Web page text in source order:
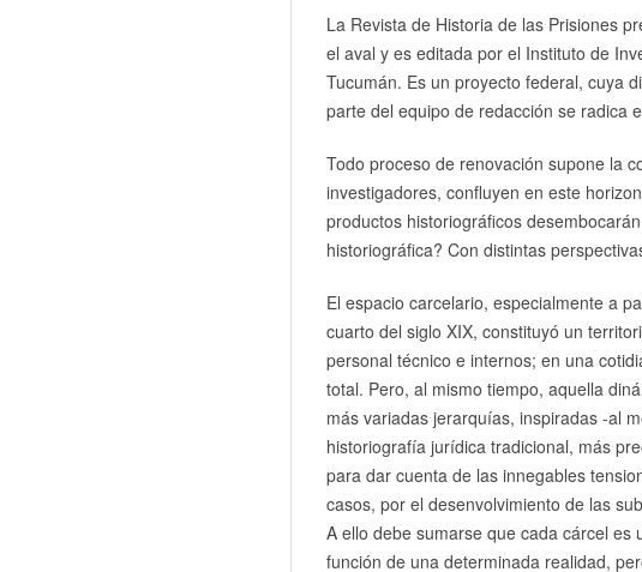
La Revista de Historia de las Prisiones
el aval y es editada por el Instituto de
Tucumán. Es un proyecto federal, cuya
parte del equipo de redacción se radica
Todo proceso de renovación supone la
investigadores, confluyen en este
productos historiográficos
historiográfica? Con distintas
El espacio carcelario, especialmente a
cuarto del siglo XIX, constituyó un
personal técnico e internos; en una
total. Pero, al mismo tiempo, aquella
más variadas jerarquías, inspiradas -al
historiografía jurídica tradicional, más
para dar cuenta de las innegables
casos, por el desenvolvimiento de las
A ello debe sumarse que cada cárcel es
función de una determinada realidad,